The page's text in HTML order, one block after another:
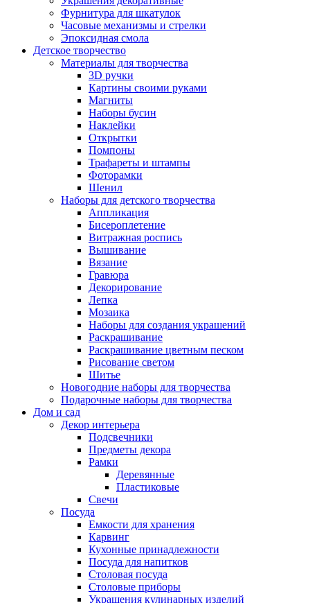
Фурнитура для шкатулок
Часовые механизмы и стрелки
Эпоксидная смола
Детское творчество
Материалы для творчества
3D ручки
Картины своими руками
Магниты
Наборы бусин
Наклейки
Открытки
Помпоны
Трафареты и штампы
Фоторамки
Шенил
Наборы для детского творчества
Аппликация
Бисероплетение
Витражная роспись
Вышивание
Вязание
Гравюра
Декорирование
Лепка
Мозаика
Наборы для создания украшений
Раскрашивание
Раскрашивание цветным песком
Рисование светом
Шитье
Новогодние наборы для творчества
Подарочные наборы для творчества
Дом и сад
Декор интерьера
Подсвечники
Предметы декора
Рамки
Деревянные
Пластиковые
Свечи
Посуда
Емкости для хранения
Карвинг
Кухонные принадлежности
Посуда для напитков
Столовая посуда
Столовые приборы
Украшения кулинарных изделий